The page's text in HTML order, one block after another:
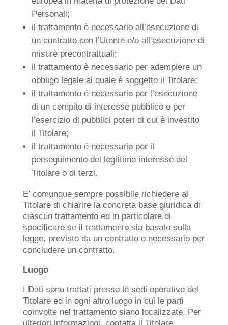
Personali;
il trattamento è necessario all’esecuzione di
un contratto con l’Utente e/o all’esecuzione di
misure precontrattuali;
il trattamento è necessario per adempiere un
obbligo legale al quale è soggetto il Titolare;
il trattamento è necessario per l’esecuzione
di un compito di interesse pubblico o per
l’esercizio di pubblici poteri di cui è investito
il Titolare;
il trattamento è necessario per il
perseguimento del legittimo interesse del
Titolare o di terzi.
E’ comunque sempre possibile richiedere al
Titolare di chiarire la concreta base giuridica di
ciascun trattamento ed in particolare di
specificare se il trattamento sia basato sulla
legge, previsto da un contratto o necessario per
concludere un contratto.
Luogo
I Dati sono trattati presso le sedi operative del
Titolare ed in ogni altro luogo in cui le parti
coinvolte nel trattamento siano localizzate. Per